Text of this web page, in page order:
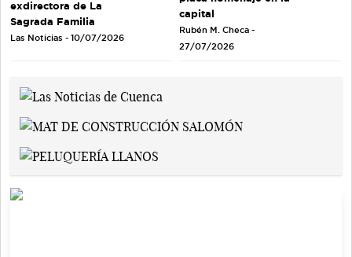
exdirectora de La
Sagrada Familia
Las Noticias - 10/07/2026
capital
Rubén M. Checa -
27/07/2026